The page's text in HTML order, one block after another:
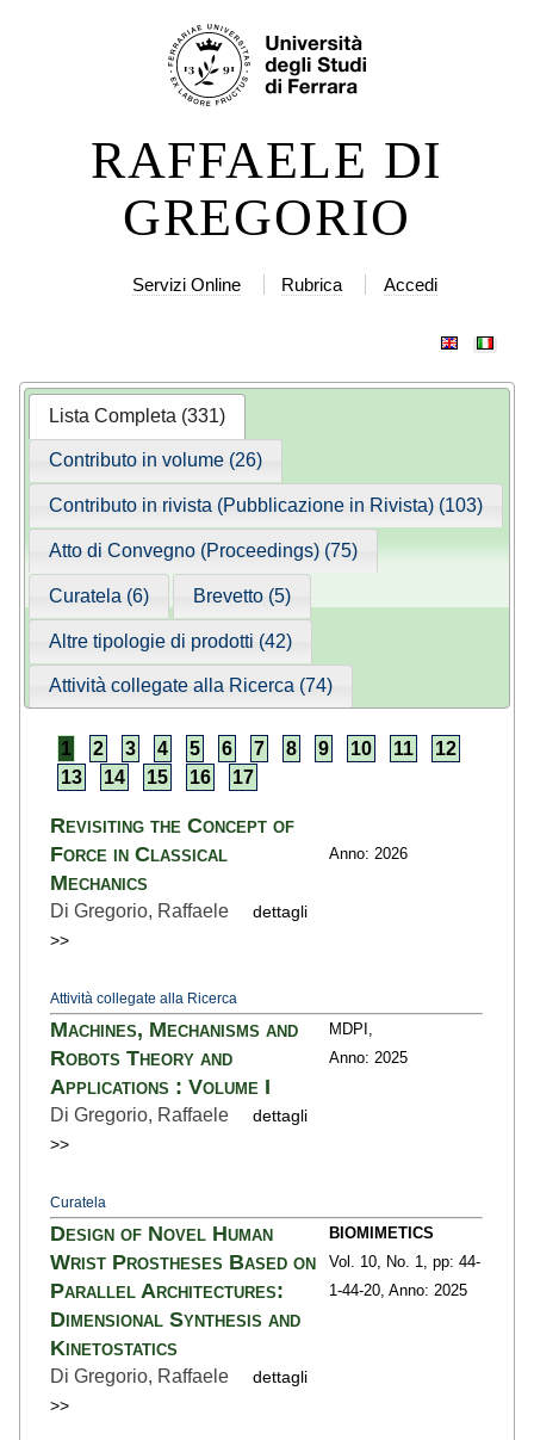
navigazione
RAFFAELE DI
GREGORIO
Servizi Online Rubrica Accedi
Lista Completa (331)
Contributo in volume (26)
Contributo in rivista (Pubblicazione in Rivista) (103)
Atto di Convegno (Proceedings) (75)
Curatela (6) Brevetto (5)
Altre tipologie di prodotti (42)
Attività collegate alla Ricerca (74)
1 2 3 4 5 6 7 8 9 10 11
12
13
14 15 16 17
Revisiting the Concept of
Force in Classical
Mechanics
Di Gregorio, Raffaele
dettagli
>>
Attività collegate alla Ricerca
Anno: 2026
Machines, Mechanisms and
Robots Theory and
Applications : Volume I
Di Gregorio, Raffaele
dettagli
>>
Curatela
MDPI,
Anno: 2025
Design of Novel Human
Wrist Prostheses Based on
Parallel Architectures:
Dimensional Synthesis and
Kinetostatics
Di Gregorio, Raffaele
dettagli
>>
BIOMIMETICS
Vol. 10, No. 1, pp: 44-
1-44-20, Anno: 2025